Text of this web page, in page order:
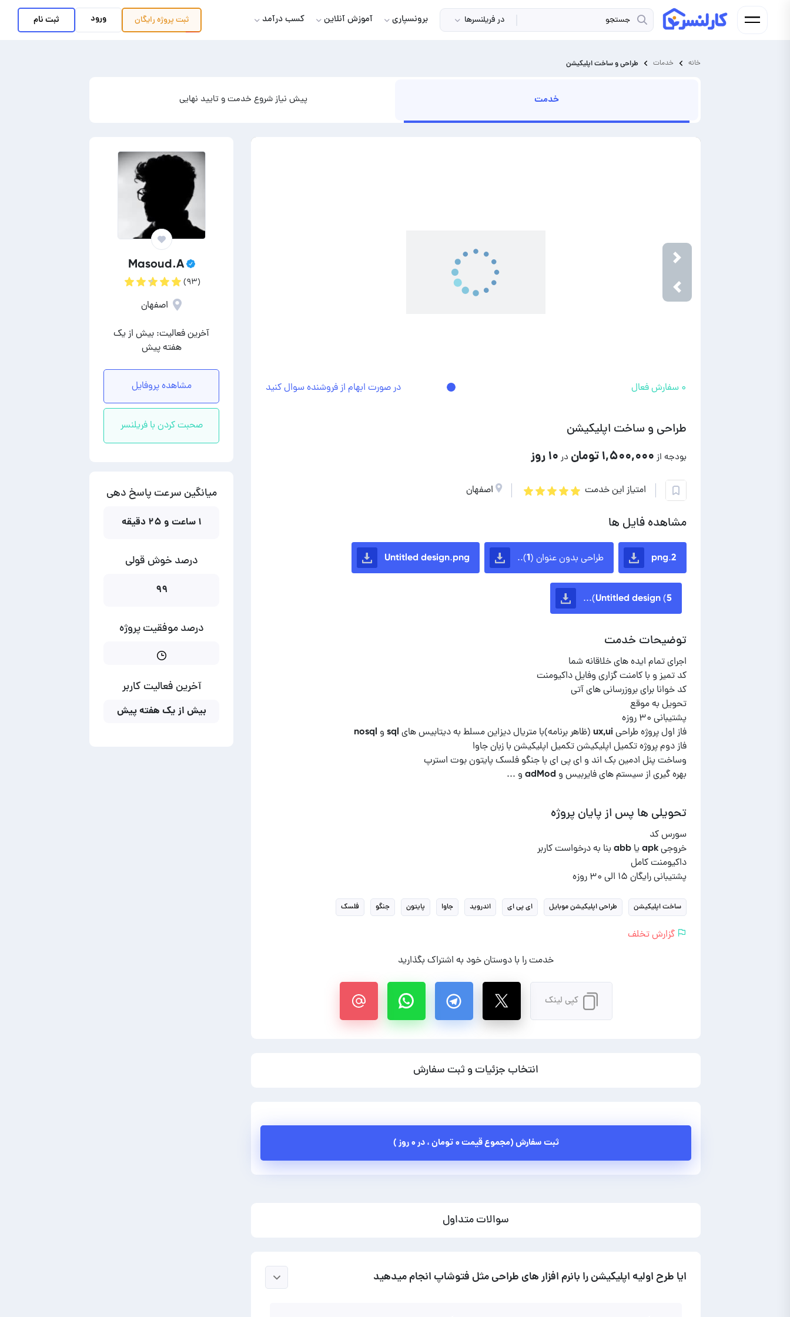
در فریلنسرها برونسپاری آموزش آنلاین کسب درآمد ثبت پروژهرایگان ورود ثبت نام
خانه خدمات طراحی و ساخت اپلیکیشن
پیش نیاز شروع خدمت و تایید نهایی خدمت
Previous
Next
در صورت ابهام از فروشنده سوال کنید ۰ سفارش فعال
طراحی و ساخت اپلیکیشن
بودجه از ۱,۵۰۰,۰۰۰ تومان در ۱۰ روز
امتیاز این خدمت اصفهان
مشاهده فایل ها
2.png طراحی بدون عنوان (1).. Untitled design.png
Untitled design (5)...
توضیحات خدمت
بهره گیری از سیستم های فایربیس و adMod و ...
تحویلی ها پس از پایان پروژه
پشتیبانی رایگان ۱۵ الی ۳۰ روزه
ساخت اپلیکیشن طراحی اپلیکیشن موبایل ای پی ای اندروید جاوا پایتون جنگو فلسک
گزارش تخلف
خدمت را با دوستان خود به اشتراک بگذارید
کپی لینک
انتخاب جزئیات و ثبت سفارش
ثبت سفارش (مجموع قیمت۰ تومان ، در۰ روز )
سوالات متداول
ایا طرح اولیه اپلیکیشن را بانرم افزار های طراحی مثل فتوشاپ انجام میدهید
Masoud.A
(۹۳)
اصفهان
آخرین فعالیت: بیش از یک
هفته پیش
مشاهده پروفایل
صحبت کردن با فریلنسر
میانگین سرعت پاسخ دهی
۱ ساعت و ۲۵ دقیقه
درصد خوش قولی
۹۹
درصد موفقیت پروژه
آخرین فعالیت کاربر
بیش از یک هفته پیش